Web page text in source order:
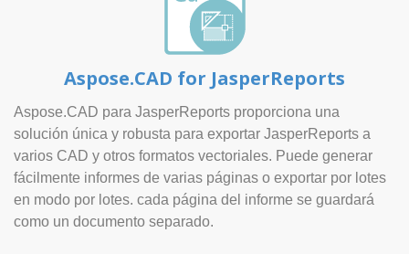
Aspose.CAD for JasperReports
Aspose.CAD para JasperReports proporciona una
solución única y robusta para exportar JasperReports a
varios CAD y otros formatos vectoriales. Puede generar
fácilmente informes de varias páginas o exportar por lotes
en modo por lotes. cada página del informe se guardará
como un documento separado.